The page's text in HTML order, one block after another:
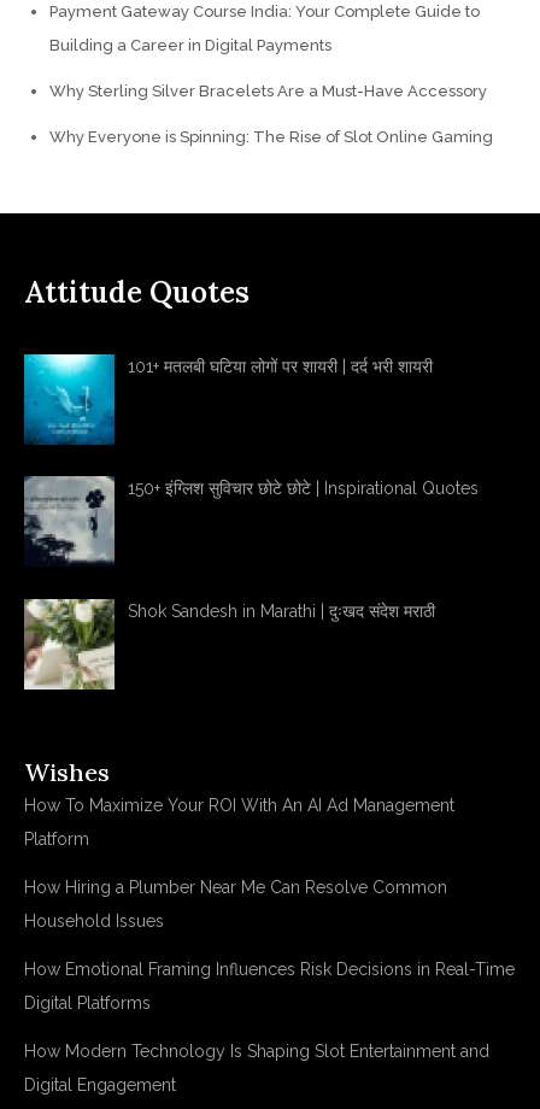
Payment Gateway Course India: Your Complete Guide to
Building a Career in Digital Payments
Why Sterling Silver Bracelets Are a Must-Have Accessory
Why Everyone is Spinning: The Rise of Slot Online Gaming
Attitude Quotes
101+ मतलबी घटिया लोगों पर शायरी | दर्द भरी शायरी
150+ इंग्लिश सुविचार छोटे छोटे | Inspirational Quotes
Shok Sandesh in Marathi | दुःखद संदेश मराठी
Wishes
How To Maximize Your ROI With An AI Ad Management
Platform
How Hiring a Plumber Near Me Can Resolve Common
Household Issues
How Emotional Framing Influences Risk Decisions in Real-Time
Digital Platforms
How Modern Technology Is Shaping Slot Entertainment and
Digital Engagement